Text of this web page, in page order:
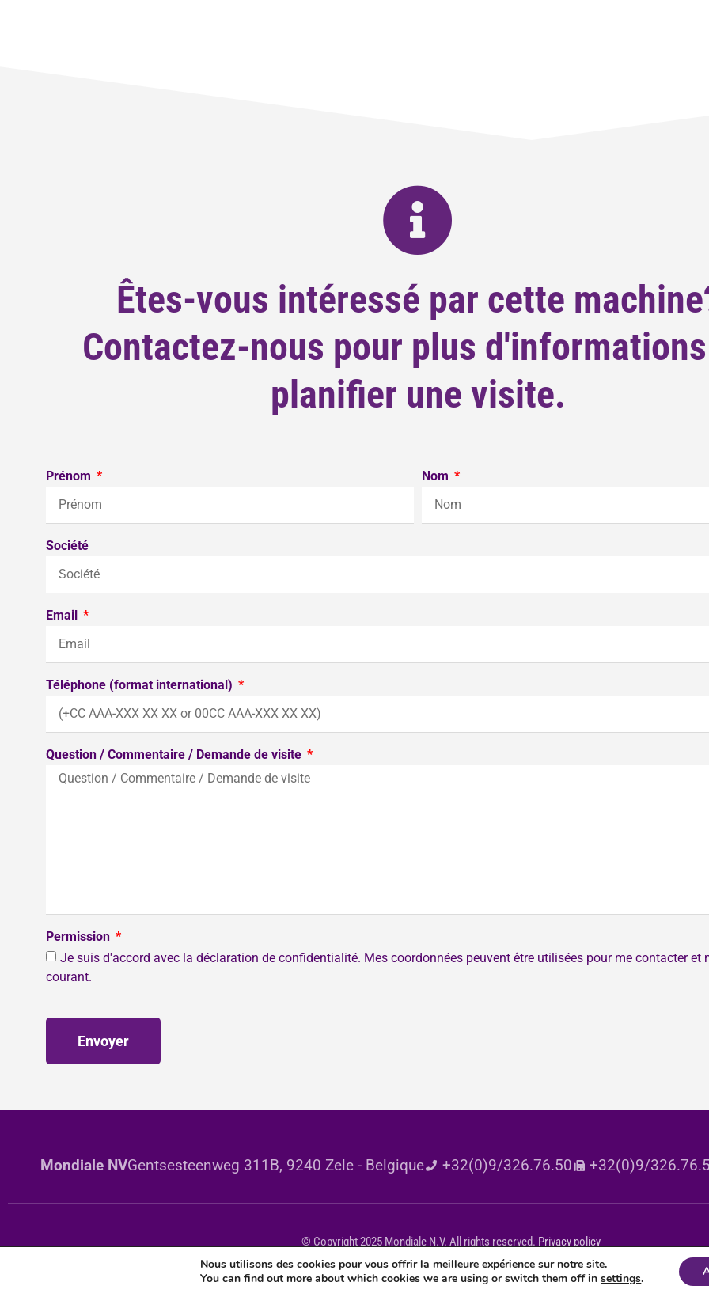
Êtes-vous intéressé par cette
Contactez-nous pour plus
planifier une visite.
Prénom Nom
Société
Email
Téléphone (format international)
Question / Commentaire / Demande de visite
Permission
Je suis d'accord avec la déclaration de confidentialité. Mes coordonnées peuvent être utilisées pour me contacter et
courant.
Envoyer
Mondiale NVGentsesteenweg 311B, 9240 Zele - Belgique +32(0)9/326.76.50 +32(0)9/
© Copyright 2025 Mondiale N.V. All rights reserved. Privacy policy
Nous utilisons des cookies pour vous offrir la meilleure expérience sur notre site.
You can find out more about which cookies we are using or switch them off insettings.